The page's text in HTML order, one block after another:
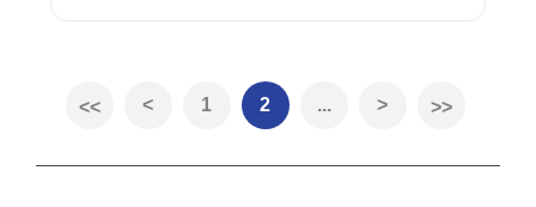
<< < 1 2 ... > >>